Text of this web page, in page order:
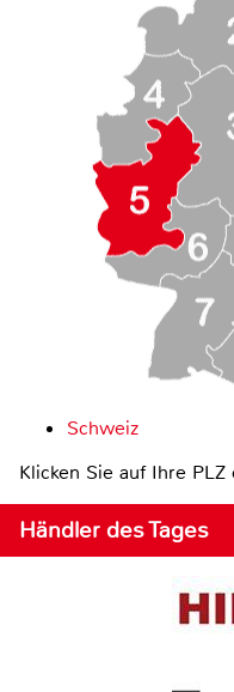
Schweiz
Klicken Sie auf Ihre
Händler des Tages